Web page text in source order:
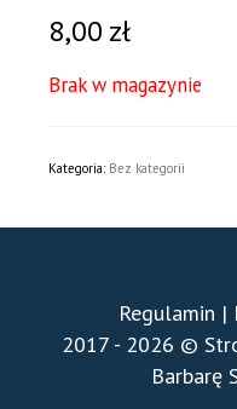
8,00 zł
Brak w magazynie
Kategoria: Bez kategorii
Regulamin |
2017 - 2026 ©
Barbarę